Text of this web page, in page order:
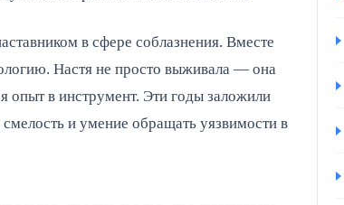
в сфере соблазнения. Вместе
Настя не просто выживала — она
опыт в инструмент. Эти годы заложили
и умение обращать уязвимости в